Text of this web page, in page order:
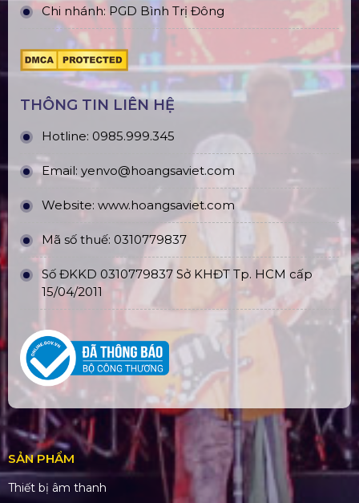
Chi nhánh: PGD Bình Trị Đông
THÔNG TIN LIÊN HỆ
Hotline: 0985.999.345
Email: yenvo@hoangsaviet.com
Website: www.hoangsaviet.com
Mã số thuế: 0310779837
Số ĐKKD 0310779837 Sở KHĐT Tp. HCM cấp
15/04/2011
SẢN PHẨM
Thiết bị âm thanh